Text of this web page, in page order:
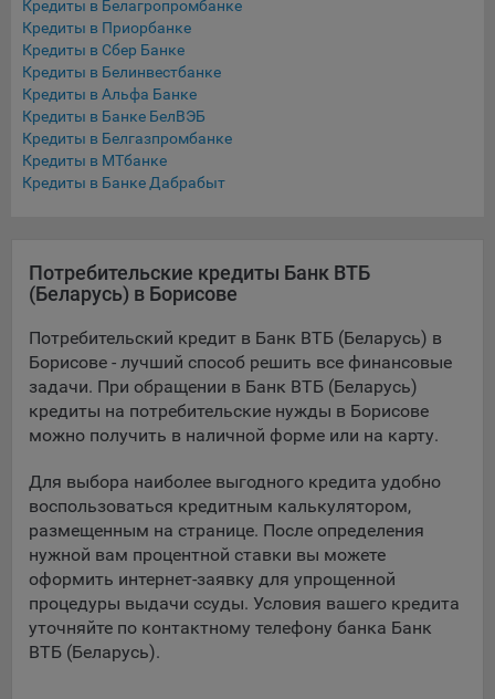
Подобные функции улучшают условия работы
пользователей с сайтом.
9.3. Файлы cookie предпочтений, например, для настройки
контента. Данные файлы cookie собирают информацию о
выборе пользователя на сайте и его предпочтениях и
позволяют Обществу «запомнить» информацию о
выбранном пользователем городе и других местных
настройках для того, чтобы соответствующим образом
Яндекс.Метрика, Google Analytics. Данные файлы cookie
собирают информацию о том, как пользователь
использовал сайты, и позволяют Обществу вносить в них
улучшения.
Аналитические файлы cookie показывают, какие страницы
сайта Общества посещаются чаще всего, помогают
выявлять трудности, возникающие при использовании
рекламы. Благодаря этому у Общества есть возможность
составить представление о тенденциях использования
сайта в целом. Общество использует информацию для
анализа трафика на сайтах.
9.5. Файлы cookie, применяемые для определения целевой
аудитории и в рекламных целях, например Яндекс.Метрика,
Google Analytics.
Кредиты в Белагропромбанке
Кредиты в Приорбанке
Кредиты в Сбер Банке
Кредиты в Белинвестбанке
Кредиты в Альфа Банке
Кредиты в Банке БелВЭБ
Кредиты в Белгазпромбанке
Кредиты в МТбанке
Кредиты в Банке Дабрабыт
Потребительские кредиты Банк ВТБ
(Беларусь) в Борисове
Потребительский кредит в Банк ВТБ (Беларусь) в
Борисове - лучший способ решить все финансовые
задачи. При обращении в Банк ВТБ (Беларусь)
кредиты на потребительские нужды в Борисове
можно получить в наличной форме или на карту.
Для выбора наиболее выгодного кредита удобно
воспользоваться кредитным калькулятором,
размещенным на странице. После определения
нужной вам процентной ставки вы можете
оформить интернет-заявку для упрощенной
процедуры выдачи ссуды. Условия вашего кредита
уточняйте по контактному телефону банка Банк
ВТБ (Беларусь).